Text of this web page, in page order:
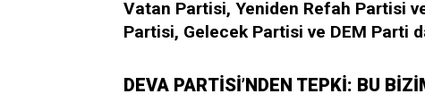
Vatan Partisi, Yeniden Refah Partisi
Partisi, Gelecek Partisi ve DEM Parti
DEVA PARTİSİ’NDEN TEPKİ: BU